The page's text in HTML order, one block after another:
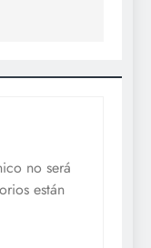
no será
están